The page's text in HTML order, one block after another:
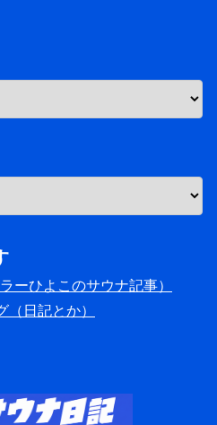
ーひよこのサウナ記事）
（日記とか）